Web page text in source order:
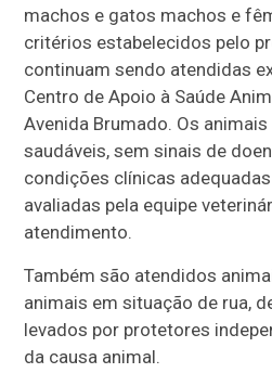
machos e gatos machos e
critérios estabelecidos pelo
continuam sendo atendidas
Centro de Apoio à Saúde
Avenida Brumado. Os
saudáveis, sem sinais de
condições clínicas
avaliadas pela equipe
atendimento.
Também são atendidos
animais em situação de rua,
levados por protetores
da causa animal.